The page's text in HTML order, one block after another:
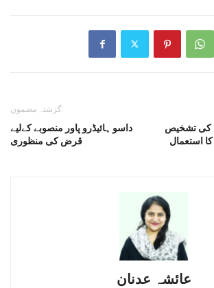
گزشتہ مضمون
داسو ہائیڈرو پاور منصوبے کےلیے
قرض کی منظوری
کی تشخیص
استعمال
عائشہ عدنان